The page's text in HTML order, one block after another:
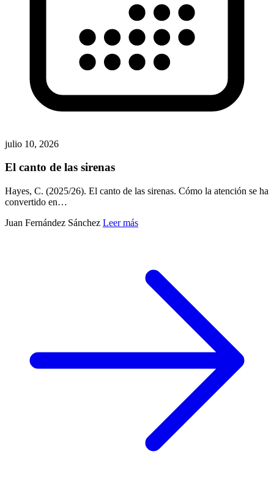
julio 10, 2026
El canto de las sirenas
Hayes, C. (2025/26). El canto de las sirenas. Cómo la atención se ha
convertido en…
Juan Fernández Sánchez Leer más